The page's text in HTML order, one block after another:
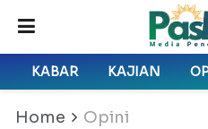
KABAR KAJIAN
Home Opini